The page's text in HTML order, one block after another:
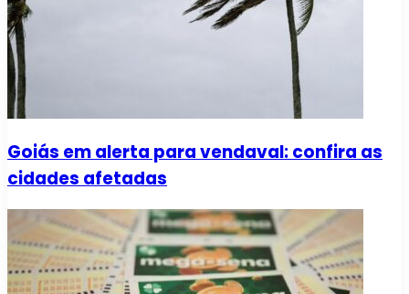
Goiás em alerta para vendaval: confira as
cidades afetadas